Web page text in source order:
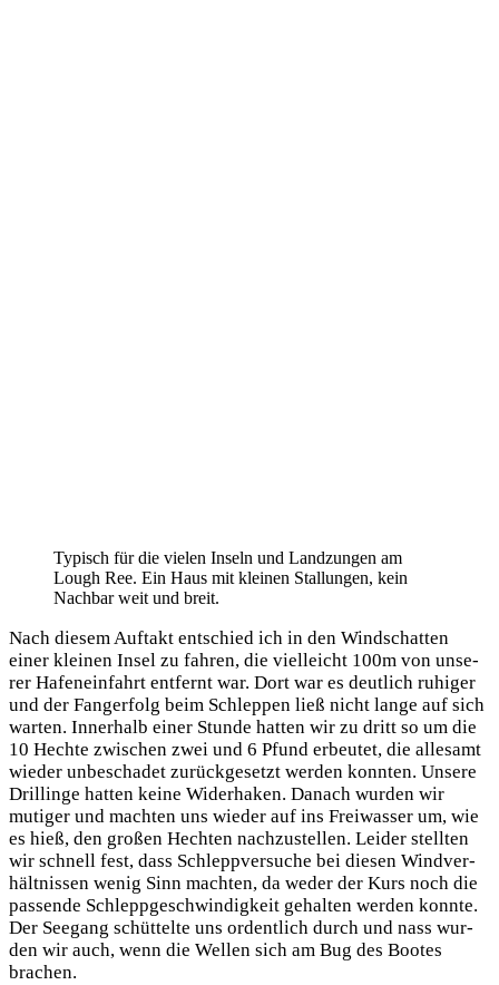
Typisch für die vie­len Inseln und Land­zun­gen am
Lough Ree. Ein Haus mit klei­nen Stal­lun­gen, kein
Nach­bar weit und breit.
Nach die­sem Auf­takt ent­schied ich in den Wind­schat­ten
einer klei­nen Insel zu fah­ren, die viel­leicht 100m von unse­
rer Hafen­ein­fahrt ent­fernt war. Dort war es deut­lich ruhi­ger
und der Fang­er­folg beim Schlep­pen ließ nicht lan­ge auf sich
war­ten. Inner­halb einer Stun­de hat­ten wir zu dritt so um die
10 Hech­te zwi­schen zwei und 6 Pfund erbeu­tet, die alle­samt
wie­der unbe­scha­det zurück­ge­setzt wer­den konn­ten. Unse­re
Dril­lin­ge hat­ten kei­ne Wider­ha­ken. Danach wur­den wir
muti­ger und mach­ten uns wie­der auf ins Frei­was­ser um, wie
es hieß, den gro­ßen Hech­ten nach­zu­stel­len. Lei­der stell­ten
wir schnell fest, dass Schlepp­ver­su­che bei die­sen Wind­ver­
hält­nis­sen wenig Sinn mach­ten, da weder der Kurs noch die
pas­sen­de Schlepp­ge­schwin­dig­keit gehal­ten wer­den konn­te.
Der See­gang schüt­tel­te uns ordent­lich durch und nass wur­
den wir auch, wenn die Wel­len sich am Bug des Boo­tes
brachen.